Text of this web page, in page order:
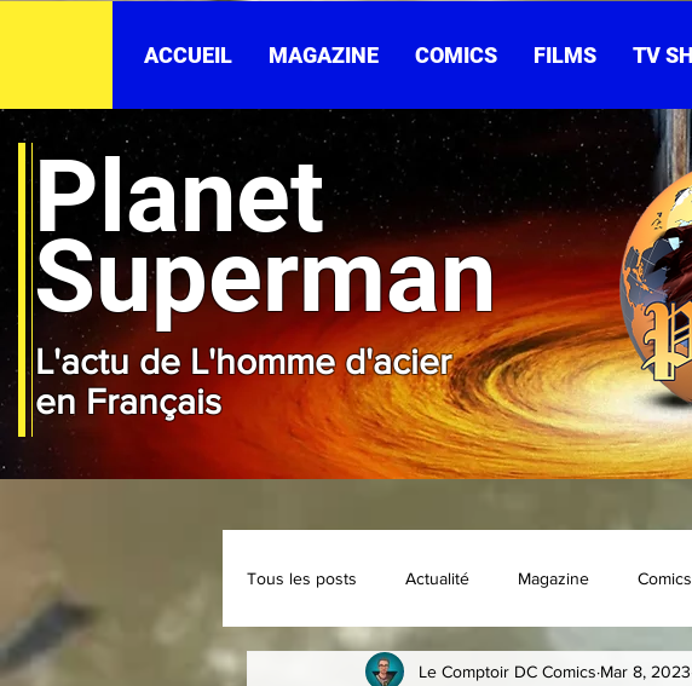
ACCUEIL MAGAZINE COMICS FILMS TV
Planet
Superman
L'actu de L'homme d'acier
en Français
Tous les posts Actualité Magazine Comics
Classique Collection Convention
Le Comptoir DC Comics Mar 8, 2023